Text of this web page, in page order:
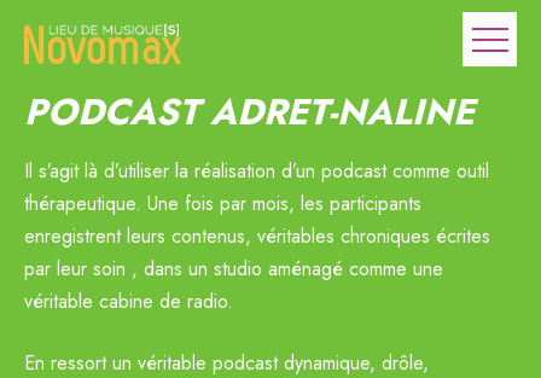
PODCAST ADRET-NALINE
Il s’agit là d’utiliser la réalisation d’un podcast comme outil
thérapeutique. Une fois par mois, les participants
enregistrent leurs contenus, véritables chroniques écrites
par leur soin , dans un studio aménagé comme une
véritable cabine de radio.
En ressort un véritable podcast dynamique, drôle,